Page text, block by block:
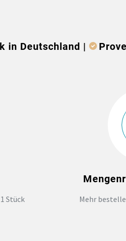
in Deutschland |
Stück
Mehr